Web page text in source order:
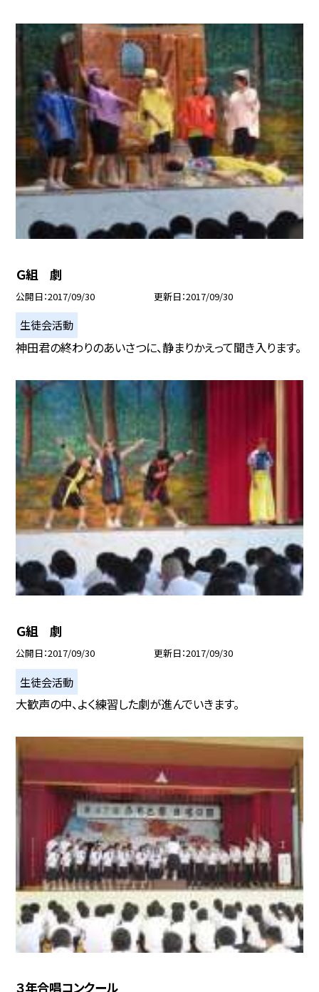
Ｇ組 劇
公開日 2017/09/30 更新日 2017/09/30
生徒会活動
神田君の終わりのあいさつに、静まりかえって聞き入ります。
Ｇ組 劇
公開日 2017/09/30 更新日 2017/09/30
生徒会活動
大歓声の中、よく練習した劇が進んでいきます。
３年合唱コンクール